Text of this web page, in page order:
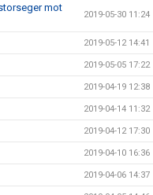
mot
2019-05-30 11:24
2019-05-12 14:41
2019-05-05 17:22
2019-04-19 12:38
2019-04-14 11:32
2019-04-12 17:30
2019-04-10 16:36
2019-04-06 14:37